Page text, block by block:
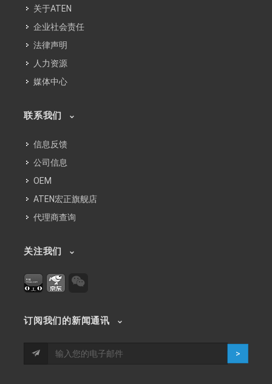
关于ATEN
企业社会责任
法律声明
人力资源
媒体中心
联系我们
信息反馈
公司信息
OEM
ATEN宏正旗舰店
代理商查询
关注我们
订阅我们的新闻通讯
>